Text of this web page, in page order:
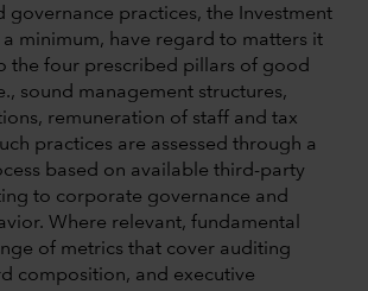
governance practices, the Investment
minimum, have regard to matters it
the four prescribed pillars of good
sound management structures,
remuneration of staff and tax
practices are assessed through a
based on available third-party
to corporate governance and
Where relevant, fundamental
of metrics that cover auditing
composition, and executive